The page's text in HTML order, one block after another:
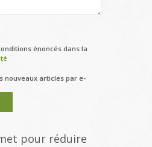
énoncés dans la
nouveaux articles par e-
pour réduire